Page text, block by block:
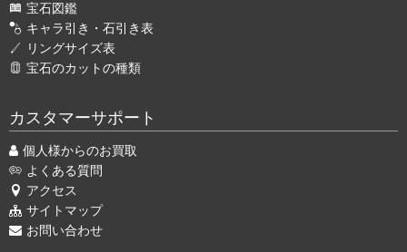
宝石図鑑
キャラ引き・石引き表
リングサイズ表
宝石のカットの種類
カスタマーサポート
個人様からのお買取
よくある質問
アクセス
サイトマップ
お問い合わせ